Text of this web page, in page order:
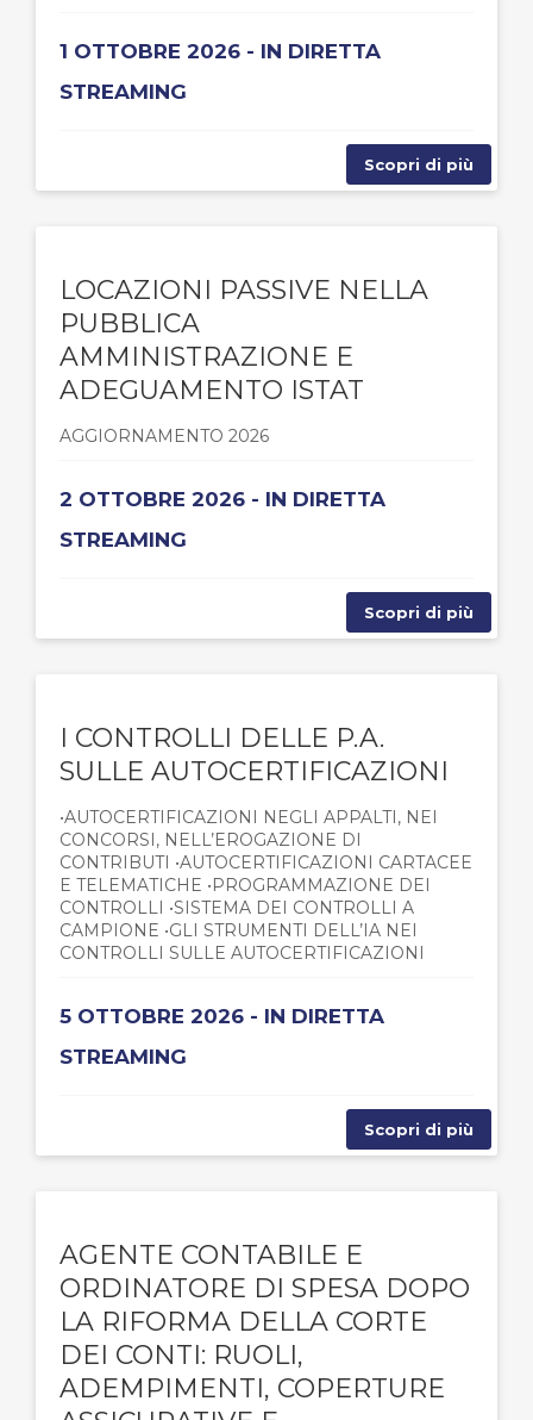
1 OTTOBRE 2026 - IN DIRETTA
STREAMING
Scopri di più
LOCAZIONI PASSIVE NELLA
PUBBLICA
AMMINISTRAZIONE E
ADEGUAMENTO ISTAT
AGGIORNAMENTO 2026
2 OTTOBRE 2026 - IN DIRETTA
STREAMING
Scopri di più
I CONTROLLI DELLE P.A.
SULLE AUTOCERTIFICAZIONI
•AUTOCERTIFICAZIONI NEGLI APPALTI, NEI
CONCORSI, NELL’EROGAZIONE DI
CONTRIBUTI •AUTOCERTIFICAZIONI CARTACEE
E TELEMATICHE •PROGRAMMAZIONE DEI
CONTROLLI •SISTEMA DEI CONTROLLI A
CAMPIONE •GLI STRUMENTI DELL’IA NEI
CONTROLLI SULLE AUTOCERTIFICAZIONI
5 OTTOBRE 2026 - IN DIRETTA
STREAMING
Scopri di più
AGENTE CONTABILE E
ORDINATORE DI SPESA DOPO
LA RIFORMA DELLA CORTE
DEI CONTI: RUOLI,
ADEMPIMENTI, COPERTURE